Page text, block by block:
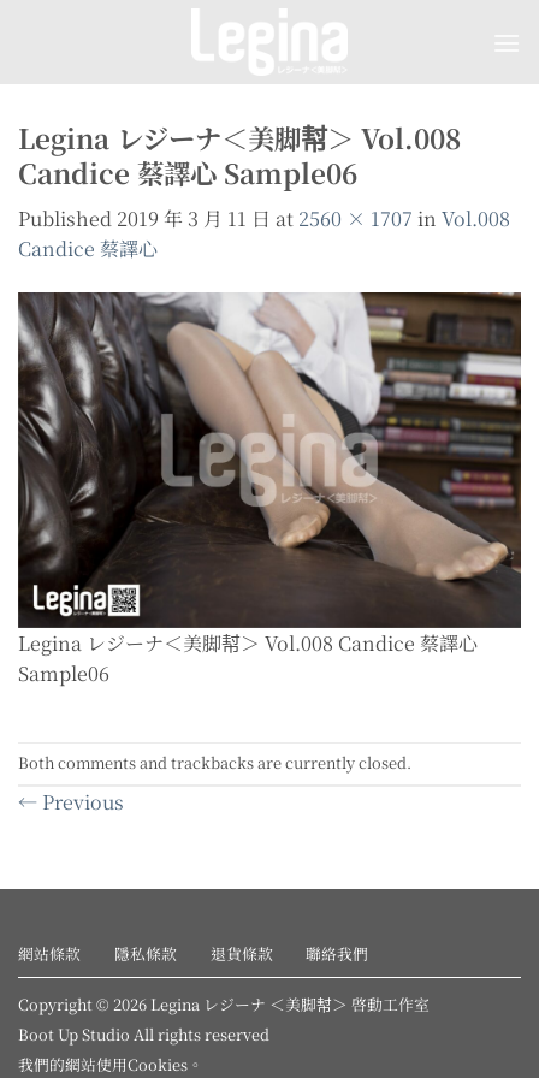
Legina レジーナ＜美脚幇＞ Vol.008
Candice 蔡譯心 Sample06
Published 2019 年 3 月 11 日 at 2560 × 1707 in Vol.008
Candice 蔡譯心
Legina レジーナ＜美脚幇＞ Vol.008 Candice 蔡譯心
Sample06
Both comments and trackbacks are currently closed.
← Previous
網站條款 隱私條款 退貨條款 聯絡我們
Copyright © 2026 Legina レジーナ ＜美脚幇＞ 啓動工作室
Boot Up Studio All rights reserved
我們的網站使用Cookies 。